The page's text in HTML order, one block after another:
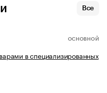
Все
ОСНОВНОЙ
в специализированных